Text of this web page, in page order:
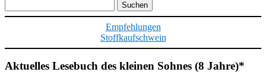
nach:
Empfehlungen
Stoffkaufschwein
Aktuelles Lesebuch des kleinen Sohnes (8 Jahre)*